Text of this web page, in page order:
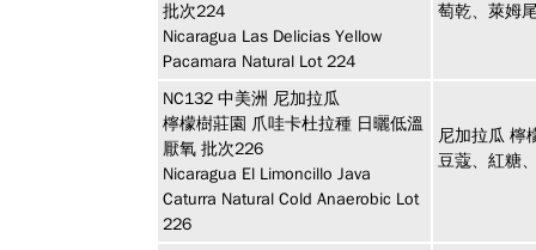
批次224
Nicaragua Las Delicias Yellow
Pacamara Natural Lot 224
萄乾、萊姆
NC132 中美洲 尼加拉瓜
檸檬樹莊園 爪哇卡杜拉種 日曬低溫
厭氧 批次226
Nicaragua El Limoncillo Java
Caturra Natural Cold Anaerobic Lot
226
尼加拉瓜 檸
豆蔻、紅糖